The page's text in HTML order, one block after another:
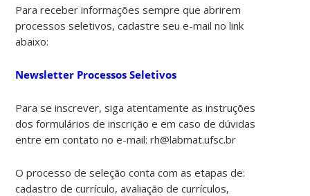
Para receber informações sempre que abrirem
processos seletivos, cadastre seu e-mail no link
abaixo:
Newsletter Processos Seletivos
Para se inscrever, siga atentamente as instruções
dos formulários de inscrição e em caso de dúvidas
entre em contato no e-mail: rh@labmat.ufsc.br
O processo de seleção conta com as etapas de:
cadastro de currículo, avaliação de currículos,